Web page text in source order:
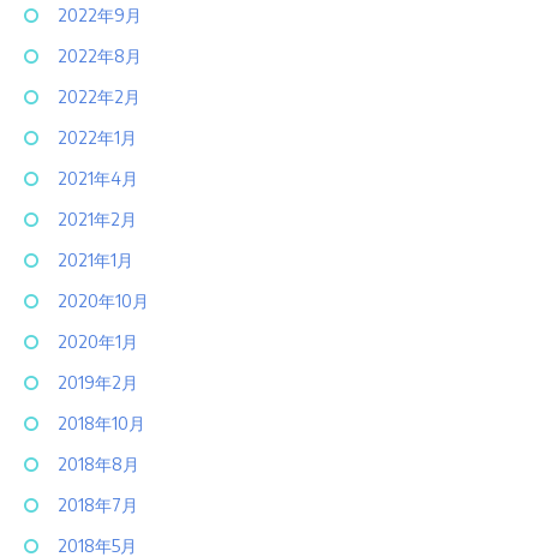
2022年9月
2022年8月
2022年2月
2022年1月
2021年4月
2021年2月
2021年1月
2020年10月
2020年1月
2019年2月
2018年10月
2018年8月
2018年7月
2018年5月